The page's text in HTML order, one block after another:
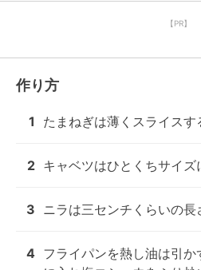
【PR】
作り方
1 たまねぎは薄くスライスす
2 キャベツはひとくちサイズ
3 ニラは三センチくらいの長
4 フライパンを熱し油は引